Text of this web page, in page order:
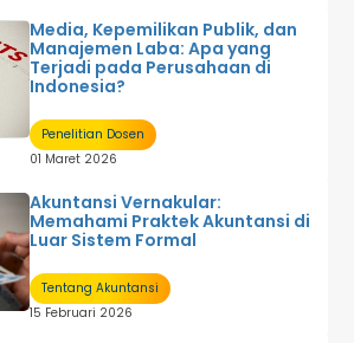
Media, Kepemilikan Publik, dan
Manajemen Laba: Apa yang
Terjadi pada Perusahaan di
Indonesia?
Penelitian Dosen
01 Maret 2026
Akuntansi Vernakular:
Memahami Praktek Akuntansi di
Luar Sistem Formal
Tentang Akuntansi
15 Februari 2026